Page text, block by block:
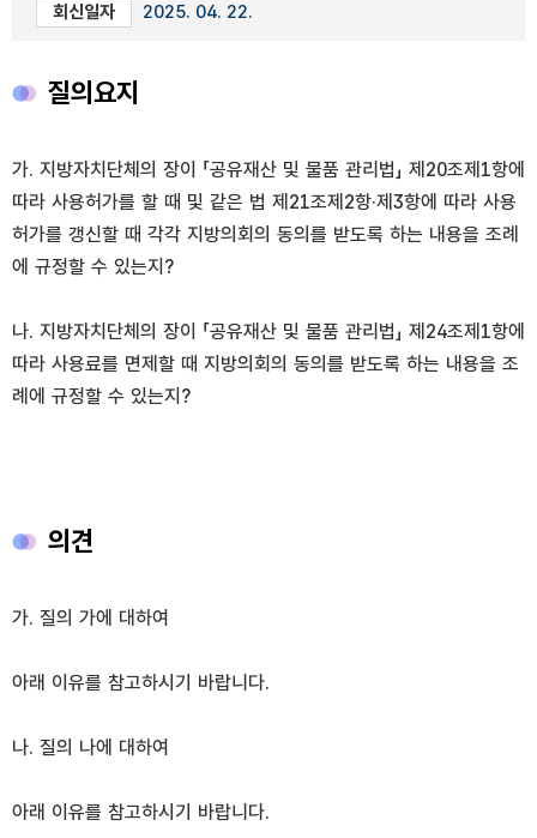
회신일자
2025. 04. 22.
질의요지
가. 지방자치단체의 장이 「공유재산 및 물품 관리법」 제20조제1항에
따라 사용허가를 할 때 및 같은 법 제21조제2항·제3항에 따라 사용
허가를 갱신할 때 각각 지방의회의 동의를 받도록 하는 내용을 조례
에 규정할 수 있는지?
나. 지방자치단체의 장이 「공유재산 및 물품 관리법」 제24조제1항에
따라 사용료를 면제할 때 지방의회의 동의를 받도록 하는 내용을 조
례에 규정할 수 있는지?
의견
가. 질의 가에 대하여
아래 이유를 참고하시기 바랍니다.
나. 질의 나에 대하여
아래 이유를 참고하시기 바랍니다.